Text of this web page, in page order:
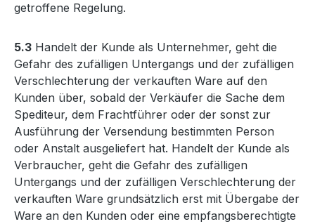
getroffene Regelung.
5.3 Handelt der Kunde als Unternehmer, geht die
Gefahr des zufälligen Untergangs und der zufälligen
Verschlechterung der verkauften Ware auf den
Kunden über, sobald der Verkäufer die Sache dem
Spediteur, dem Frachtführer oder der sonst zur
Ausführung der Versendung bestimmten Person
oder Anstalt ausgeliefert hat. Handelt der Kunde als
Verbraucher, geht die Gefahr des zufälligen
Untergangs und der zufälligen Verschlechterung der
verkauften Ware grundsätzlich erst mit Übergabe der
Ware an den Kunden oder eine empfangsberechtigte